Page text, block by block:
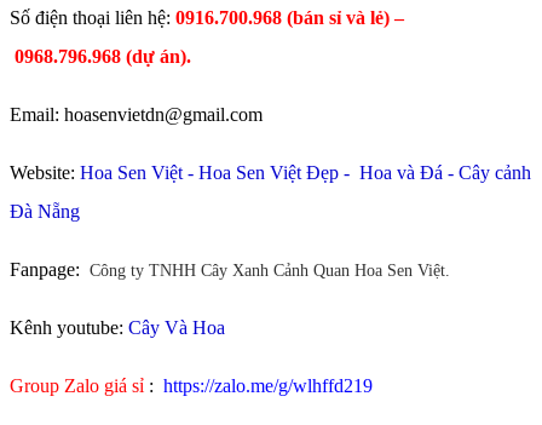
​Số điện thoại liên hệ: 0916.700.968 (bán sỉ và lẻ) –
0968.796.968 (dự án).
Email: hoasenvietdn@gmail.com
Website: Hoa Sen Việt - Hoa Sen Việt Đẹp - Hoa và Đá - Cây cảnh
Đà Nẵng
Fanpage: Công ty TNHH Cây Xanh Cảnh Quan Hoa Sen Việt.
Kênh youtube: Cây Và Hoa
Group Zalo giá sỉ : https://zalo.me/g/wlhffd219